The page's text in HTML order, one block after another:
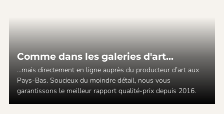
Comme dans les galeries d'art...
…mais directement en ligne auprès du producteur d’art aux
Pays-Bas. Soucieux du moindre détail, nous vous
garantissons le meilleur rapport qualité-prix depuis 2016.